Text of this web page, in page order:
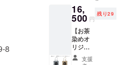
8
ロープ
の茶染
めを手
がけら
れてい
るWUY
さんに
[2024.6
] 「原材
料及び
添加物
等の食
品表示
はお届
記され
ます。
商品開
封前に
は必ず
お届け
のリ
TEA
STAND
GEN
YAMAT
E (茶立
玄 山手)
で使え
ティー
チケッ
ト×2 ・
日程
2023年
6月10日
・場所
16,
500 円
残り29
【お茶
染めオ
リジナ
ルトー
ト2種類
支援